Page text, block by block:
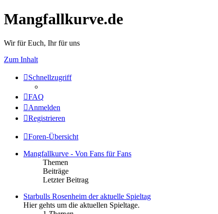
Mangfallkurve.de
Wir für Euch, Ihr für uns
Zum Inhalt
Schnellzugriff
FAQ
Anmelden
Registrieren
Foren-Übersicht
Mangfallkurve - Von Fans für Fans
Themen
Beiträge
Letzter Beitrag
Starbulls Rosenheim der aktuelle Spieltag
Hier gehts um die aktuellen Spieltage.